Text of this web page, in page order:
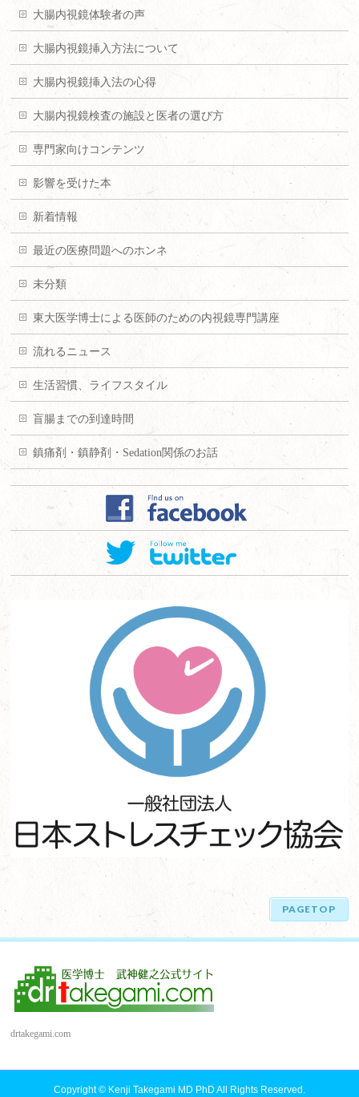
大腸内視鏡体験者の声
大腸内視鏡挿入方法について
大腸内視鏡挿入法の心得
大腸内視鏡検査の施設と医者の選び方
専門家向けコンテンツ
影響を受けた本
新着情報
最近の医療問題へのホンネ
未分類
東大医学博士による医師のための内視鏡専門講座
流れるニュース
生活習慣、ライフスタイル
盲腸までの到達時間
鎮痛剤・鎮静剤・Sedation関係のお話
PAGETOP
drtakegami.com
Copyright © Kenji Takegami MD PhD All Rights Reserved.